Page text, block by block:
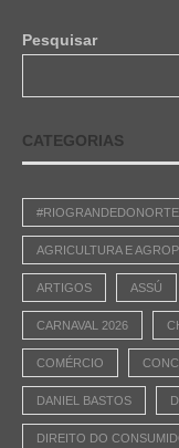
Pesquisar
CATEGORIAS
#RIOGRANDEDONORTE
AGRICULTURA E
ARTIGOS ASSÚ
CARNAVAL 2026
COMÉRCIO
DANIEL BASTOS
DIREITO DO